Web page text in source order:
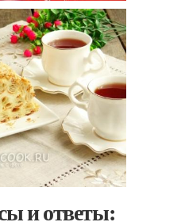
и ответы: